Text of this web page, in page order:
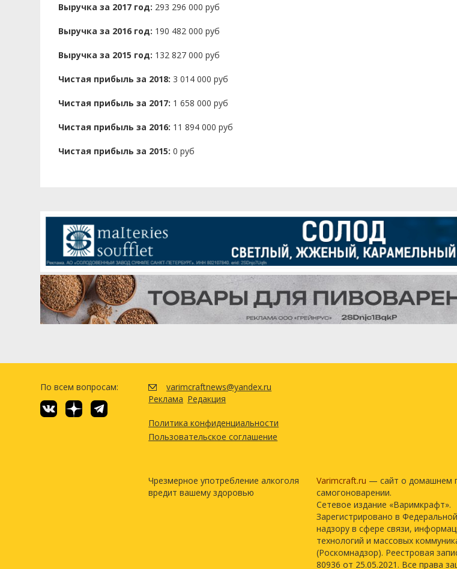
Выручка за 2017 год: 293 296 000 руб
Выручка за 2016 год: 190 482 000 руб
Выручка за 2015 год: 132 827 000 руб
Чистая прибыль за 2018: 3 014 000 руб
Чистая прибыль за 2017: 1 658 000 руб
Чистая прибыль за 2016: 11 894 000 руб
Чистая прибыль за 2015: 0 руб
По всем вопросам:
varimcraftnews@yandex.ru
Реклама Редакция
Политика конфиденциальности
Пользовательское соглашение
Чрезмерное употребление алкоголя
вредит вашему здоровью
Varimcraft.ru — сайт о домашнем
самогоноварении.
Сетевое издание «Варимкрафт».
Зарегистрировано в
надзору в сфере связи,
технологий и массовых
(Роскомнадзор). Реестровая
80936 от 25.05.2021. Все права